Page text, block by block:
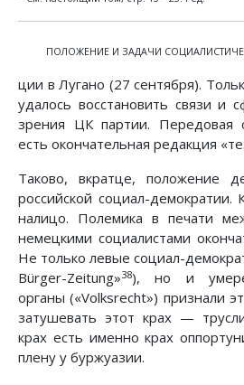
ПОЛОЖЕНИЕ И ЗАДАЧИ
ции в Лугано (27 сентября).
удалось восстановить связи и
зрения ЦК партии. Передовая
есть окончательная редакция
Таково, вкратце, положение
российской социал-демократии.
налицо. Полемика в печати
немецкими социалистами
Не только левые социал-
Bürger-Zeitung»38), но и
органы («Volksrecht») признали
затушевать этот крах —
крах есть именно крах
плену у буржуазии.